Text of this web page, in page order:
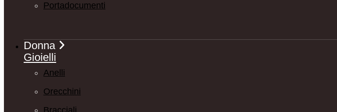
Portadocumenti
Donna
Gioielli
Anelli
Orecchini
Bracciali